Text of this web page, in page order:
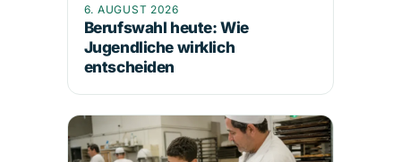
6. AUGUST 2026
Berufswahl heute: Wie
Jugendliche wirklich
entscheiden